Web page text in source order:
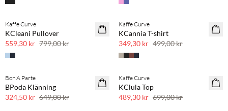
SAVE20
Kaffe Curve
KCleani Pullover
559,30 kr 799,00 kr
SAVE20
Kaffe Curve
KCannia T-shirt
349,30 kr 499,00 kr
SAVE20
Bon'A Parte
BPoda Klänning
324,50 kr 649,00 kr
SAVE20
30 % rabatt
Kaffe Curve
KClula Top
489,30 kr 699,00 kr